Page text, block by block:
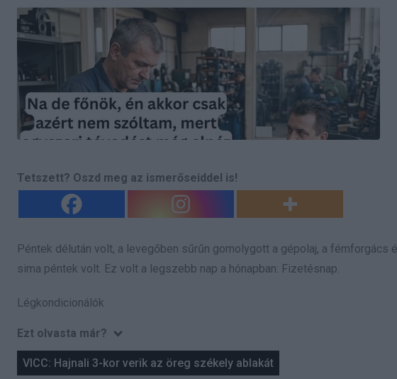
Tetszett? Oszd meg az ismerőseiddel is!
Péntek délután volt, a levegőben sűrűn gomolygott a gépolaj, a
sima péntek volt. Ez volt a legszebb nap a hónapban: Fizetésnap.
Légkondicionálók
Ezt olvasta már?
VICC: Hajnali 3-kor verik az öreg székely ablakát